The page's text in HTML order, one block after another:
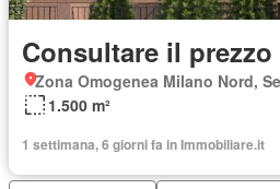
Consultare il prezzo
Zona Omogenea Milano Nord,
1.500 m²
1 settimana, 6 giorni fa in Immobiliare.it